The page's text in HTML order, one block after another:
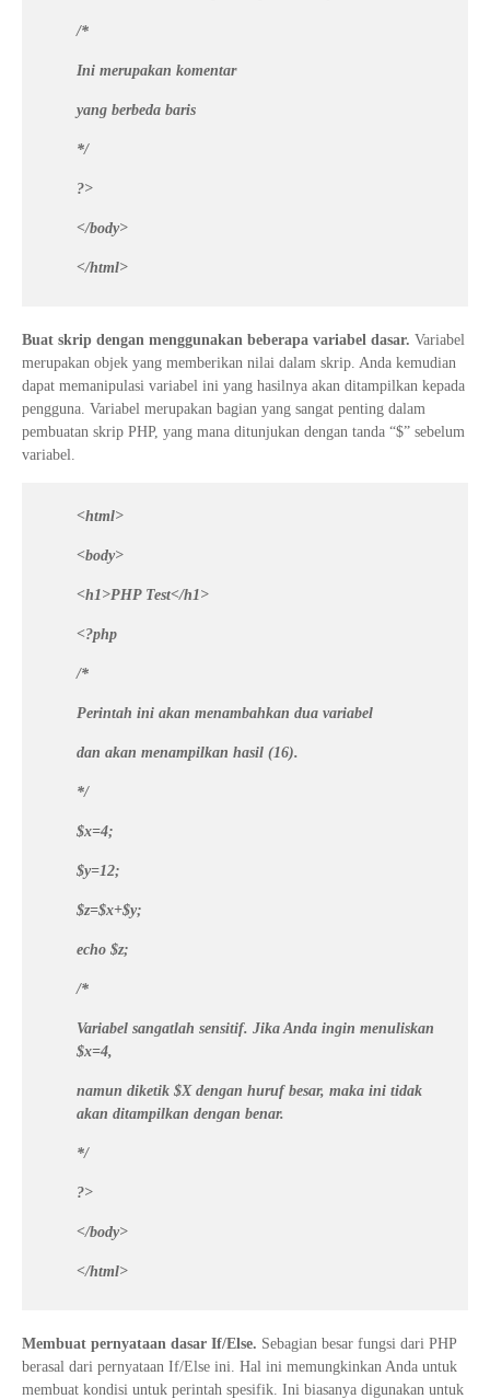
/*
Ini merupakan komentar
yang berbeda baris
*/
?>
</body>
</html>
Buat skrip dengan menggunakan beberapa variabel dasar. Variabel
merupakan objek yang memberikan nilai dalam skrip. Anda kemudian
dapat memanipulasi variabel ini yang hasilnya akan ditampilkan kepada
pengguna. Variabel merupakan bagian yang sangat penting dalam
pembuatan skrip PHP, yang mana ditunjukan dengan tanda “$” sebelum
variabel.
<html>
<body>
<h1>PHP Test</h1>
<?php
/*
Perintah ini akan menambahkan dua variabel
dan akan menampilkan hasil (16).
*/
$x=4;
$y=12;
$z=$x+$y;
echo $z;
/*
Variabel sangatlah sensitif. Jika Anda ingin menuliskan
$x=4,
namun diketik $X dengan huruf besar, maka ini tidak
akan ditampilkan dengan benar.
*/
?>
</body>
</html>
Membuat pernyataan dasar If/Else. Sebagian besar fungsi dari PHP
berasal dari pernyataan If/Else ini. Hal ini memungkinkan Anda untuk
membuat kondisi untuk perintah spesifik. Ini biasanya digunakan untuk